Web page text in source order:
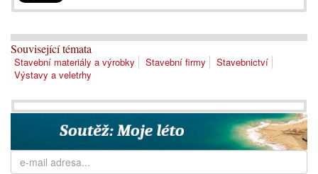
Související témata
Stavební materiály a výrobky Stavební firmy
Stavebnictví
Výstavy a veletrhy